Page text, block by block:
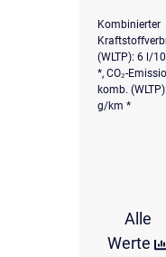
Kombinierter
(WLTP): 6 l/
*, CO₂-
komb.
g/km *
Alle
Werte